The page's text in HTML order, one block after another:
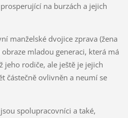
na burzách a jejich
manželské dvojice zprava (žena
mladou generaci, která má
jeho rodiče, ale ještě je jejich
částečně ovlivněn a neumí se
spolupracovníci a také,